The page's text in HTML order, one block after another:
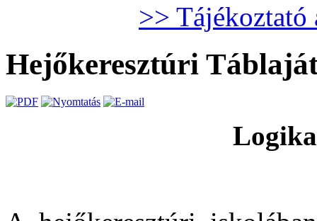
>> Tájékoztató
Hejőkeresztúri